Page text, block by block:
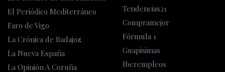
El Periódico Mediterráneo
Faro de Vigo
La Crónica de Badajoz
La Nueva España
La Opinión A Coruña
Tendencias21
Compramejor
Fórmula 1
Guapisimas
Iberempleos